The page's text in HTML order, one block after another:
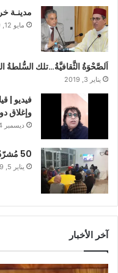
مدينـة
مايو 12, 2019
اَلصَّحْوَةُ الثَّقافيَّةُ…تلك السُّلطةُ
يناير 3, 2019
فيديو |
وإغلاق
ديسمبر 24, 2018
50 مُشرّدًا يَسْتَفيدُون من “عملية دفء” بخريبكة
يناير 5, 2019
آخر الأخبار